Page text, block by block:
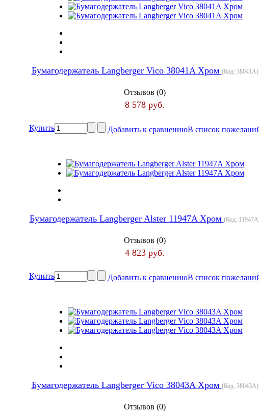
Бумагодержатель Langberger Vico 38041A Хром (Код: 38041A)
Отзывов (0)
8 578 руб.
Купить
Добавить к сравнениюВ список
Бумагодержатель Langberger Alster 11947A Хром (Код: 11947A
Отзывов (0)
4 823 руб.
Купить
Добавить к сравнениюВ список
Бумагодержатель Langberger Vico 38043A Хром (Код: 38043A)
Отзывов (0)